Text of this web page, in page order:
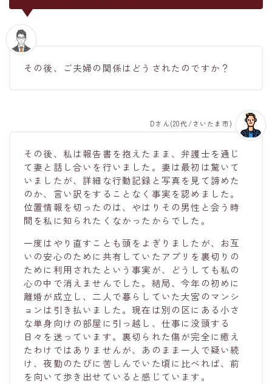
その後、ご夫婦の関係はどうされたのですか？
その後、私は報告書を抱えたまま、弁護士を通じ
て妻と話し合いを行いました。妻は最初は驚いて
いましたが、詳細な行動記録と写真を見て諦めた
のか、言い訳をすることなく事実を認めました。
位置情報を切ったのは、やはりその男性と会う時
間を私に知られたくなかったからでした。
一度はやり直すことも頭をよぎりましたが、お互
いの安心のために共有していたアプリを裏切りの
ために利用されたという事実が、どうしても私の
心の中で消えませんでした。結局、今年の初めに
離婚が成立し、二人で暮らしていた大宮のマンシ
ョンは引き払いました。現在は別の区にある小さ
な単身向けの部屋に引っ越し、仕事に没頭する
日々を送っています。裏切られた傷が完全に癒え
たわけではありませんが、あのまま一人で疑い続
け、夜勤のたびに苦しんでいた頃に比べれば、前
を向いて歩き出せていると感じています。
Dさん(20代/さいたま市)